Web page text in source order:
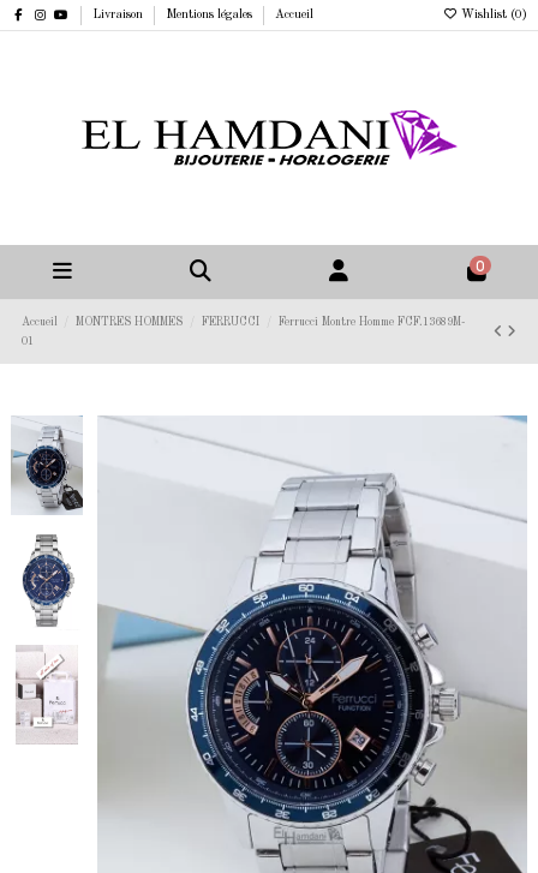
Livraison Mentions légales Accueil Wishlist (0 )
0
Accueil MONTRES HOMMES FERRUCCI
Ferrucci Montre Homme FCF.13689M-
01